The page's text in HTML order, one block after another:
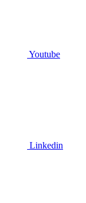
Youtube
Linkedin